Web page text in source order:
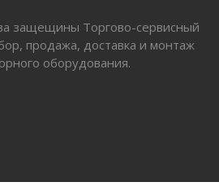
защещины Торгово-сервисный
продажа, доставка и монтаж
оборудования.